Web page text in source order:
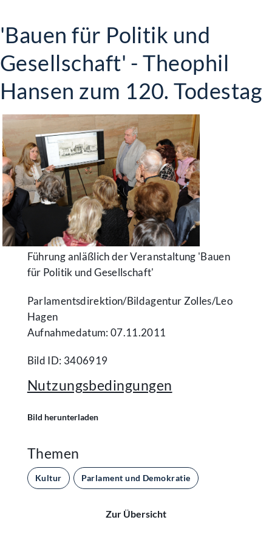
'Bauen für Politik und
Gesellschaft' - Theophil
Hansen zum 120. Todestag
Führung anläßlich der Veranstaltung 'Bauen
für Politik und Gesellschaft'
Parlamentsdirektion/​Bildagentur Zolles/​Leo
Hagen
Aufnahmedatum: 07.11.2011
Bild ID: 3406919
Nutzungsbedingungen
Bild herunterladen
Themen
Kultur Parlament und Demokratie
Zur Übersicht